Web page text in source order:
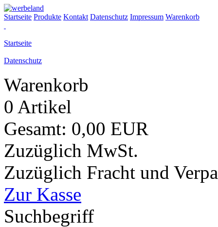
Startseite Produkte Kontakt Datenschutz Impressum Warenkorb
Startseite
Datenschutz
Warenkorb
0 Artikel
Gesamt: 0,00 EUR
Zuzüglich MwSt.
Zuzüglich Fracht und
Zur Kasse
Suchbegriff